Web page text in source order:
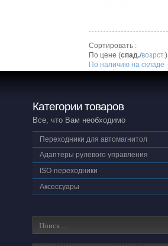
Сортировать :
По цене (спад./возрст.)
По наличию на складе
Категории товаров
Все, что Вам необходимо
Переходники для автомагнитол
Адаптеры рулевого управления
ISO-переходники
Аксессуары